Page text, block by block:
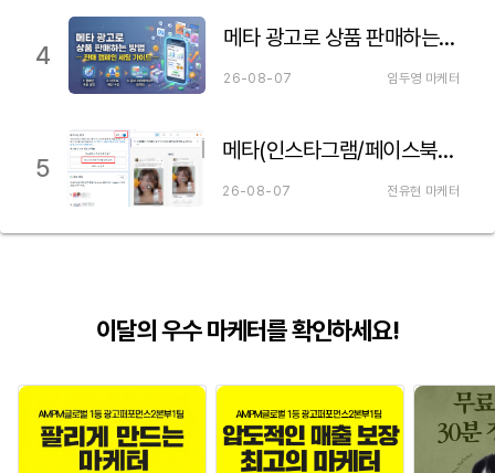
4
메타 광고로 상품 판매하는 방법 — 판매 캠페인 세팅 가이드
26-08-07 임두영 마케터
5
메타(인스타그램/페이스북) 파트너십 광고 세팅하는 법 이거만 보세요!
26-08-07 전유현 마케터
이달의 우수 마케터를 확인하세요!